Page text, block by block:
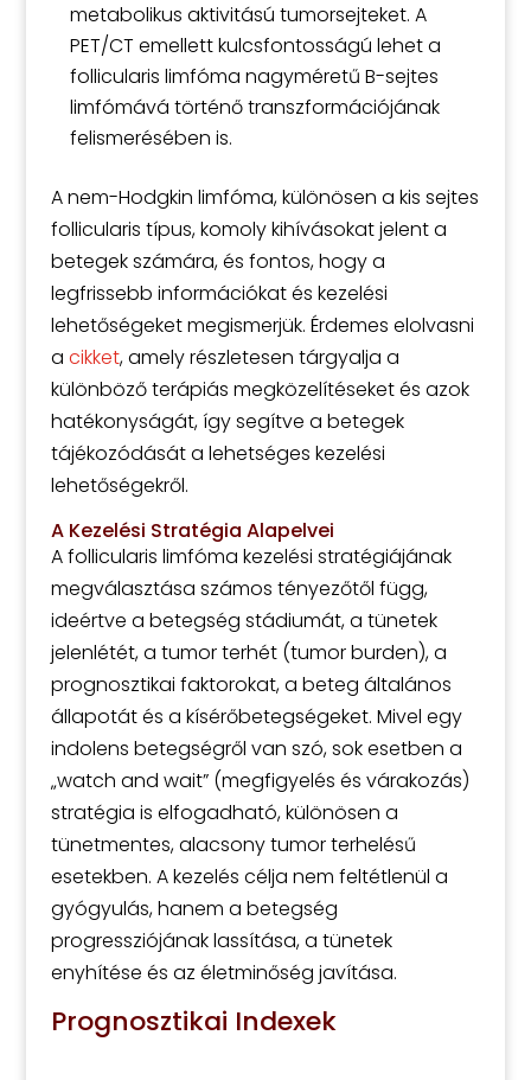
metabolikus aktivitású tumorsejteket. A
PET/CT emellett kulcsfontosságú lehet a
follicularis limfóma nagyméretű B-sejtes
limfómává történő transzformációjának
felismerésében is.
A nem-Hodgkin limfóma, különösen a kis sejtes
follicularis típus, komoly kihívásokat jelent a
betegek számára, és fontos, hogy a
legfrissebb információkat és kezelési
lehetőségeket megismerjük. Érdemes elolvasni
a cikket, amely részletesen tárgyalja a
különböző terápiás megközelítéseket és azok
hatékonyságát, így segítve a betegek
tájékozódását a lehetséges kezelési
lehetőségekről.
A Kezelési Stratégia Alapelvei
A follicularis limfóma kezelési stratégiájának
megválasztása számos tényezőtől függ,
ideértve a betegség stádiumát, a tünetek
jelenlétét, a tumor terhét (tumor burden), a
prognosztikai faktorokat, a beteg általános
állapotát és a kísérőbetegségeket. Mivel egy
indolens betegségről van szó, sok esetben a
„watch and wait” (megfigyelés és várakozás)
stratégia is elfogadható, különösen a
tünetmentes, alacsony tumor terhelésű
esetekben. A kezelés célja nem feltétlenül a
gyógyulás, hanem a betegség
progressziójának lassítása, a tünetek
enyhítése és az életminőség javítása.
Prognosztikai Indexek